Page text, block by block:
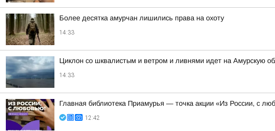
Более десятка амурчан лишились права на охоту
14:33
Циклон со шквалистым и ветром и ливнями идет на Амурскую
14:33
Главная библиотека Приамурья — точка акции «Из России, с
12:42